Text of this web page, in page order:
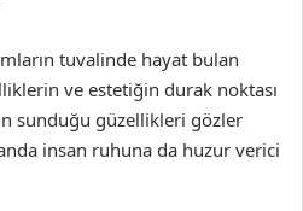
tuvalinde hayat bulan
ve estetiğin durak noktası
sunduğu güzellikleri gözler
insan ruhuna da huzur verici